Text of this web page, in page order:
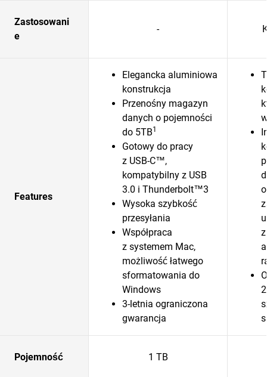
Zastosowani
e
-
Features
Elegancka aluminiowa
konstrukcja
Przenośny magazyn
danych o pojemności
do 5TB1
Gotowy do pracy
z USB-C™,
kompatybilny z USB
3.0 i Thunderbolt™3
Wysoka szybkość
przesyłania
Współpraca
z systemem Mac,
możliwość łatwego
sformatowania do
Windows
3-letnia ograniczona
gwarancja
Pojemność 1 TB